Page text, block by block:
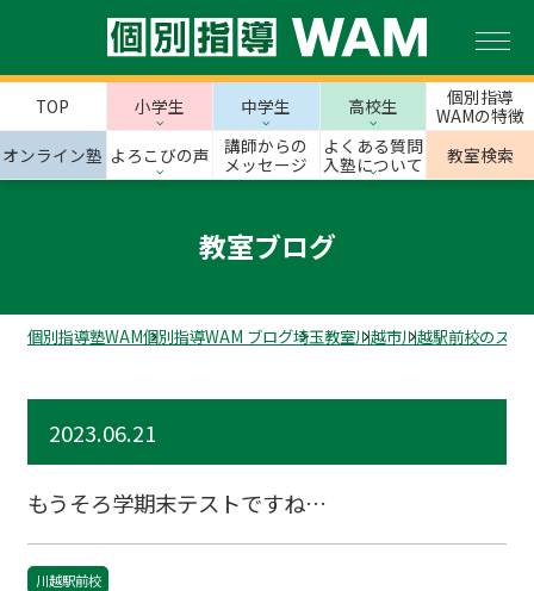
TOP 小学生 中学生 高校生
個別指導
WAMの特徴
オンライン塾 よろこびの声
講師からの
メッセージ
よくある質問
入塾について
教室検索
教室ブログ
個別指導塾WAM個別指導WAM ブログ埼玉教室川越市川越駅前校のスタ
2023.06.21
もうそろ学期末テストですね…
川越駅前校